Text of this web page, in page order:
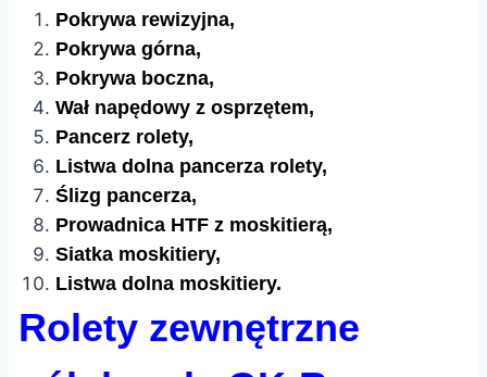
Pokrywa rewizyjna,
Pokrywa górna,
Pokrywa boczna,
Wał napędowy z osprzętem,
Pancerz rolety,
Listwa dolna pancerza rolety,
Ślizg pancerza,
Prowadnica HTF z moskitierą,
Siatka moskitiery,
Listwa dolna moskitiery.
Rolety zewnętrzne